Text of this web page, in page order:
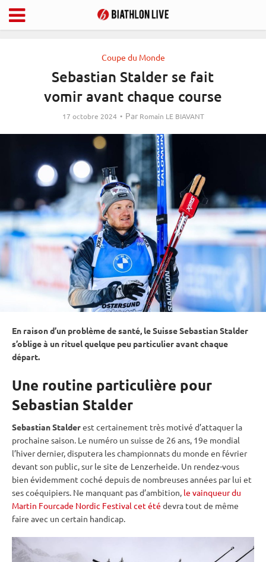
Coupe du Monde
Sebastian Stalder se fait
vomir avant chaque course
17 octobre 2024 Par Romain LE BIAVANT
En raison d’un problème de santé, le Suisse Sebastian Stalder
s’oblige à un rituel quelque peu particulier avant chaque
départ.
Une routine particulière pour
Sebastian Stalder
Sebastian Stalderest certainement très motivé d’attaquer la
prochaine saison. Le numéro un suisse de 26 ans, 19e mondial
l’hiver dernier, disputera leschampionnats du monde en février
devant son public, sur le site de Lenzerheide. Un rendez-vous
bien évidemment coché depuis de nombreuses années par lui et
ses coéquipiers. Ne manquant pas d’ambition, le vainqueur du
Martin Fourcade Nordic Festival cet été devra tout de même
faire avec un certain handicap.